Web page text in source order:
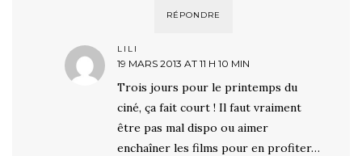
RÉPONDRE
LILI
19 MARS 2013 AT 11 H 10 MIN
Trois jours pour le printemps du
ciné, ça fait court ! Il faut vraiment
être pas mal dispo ou aimer
enchaîner les films pour en profiter…